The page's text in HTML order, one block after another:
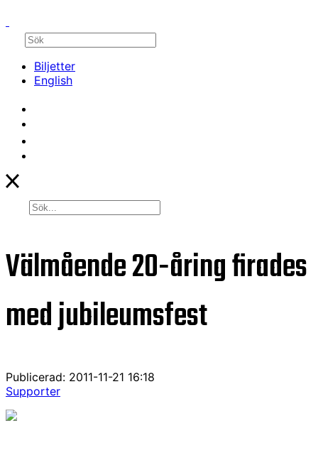
Biljetter
English
Välmående 20-åring firades
med jubileumsfest
Publicerad: 2011-11-21 16:18
Supporter